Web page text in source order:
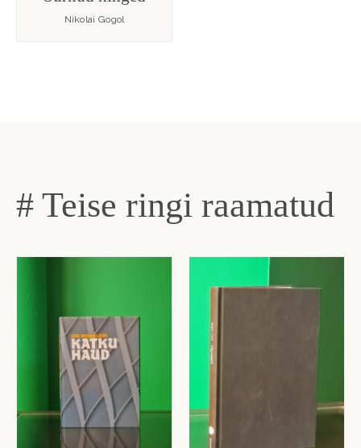
Nikolai Gogol
# Teise ringi raamatud